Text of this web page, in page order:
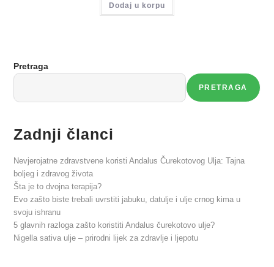
Dodaj u korpu
Pretraga
PRETRAGA
Zadnji članci
Nevjerojatne zdravstvene koristi Andalus Čurekotovog Ulja: Tajna
boljeg i zdravog života
Šta je to dvojna terapija?
Evo zašto biste trebali uvrstiti jabuku, datulje i ulje crnog kima u
svoju ishranu
5 glavnih razloga zašto koristiti Andalus čurekotovo ulje?
Nigella sativa ulje – prirodni lijek za zdravlje i ljepotu